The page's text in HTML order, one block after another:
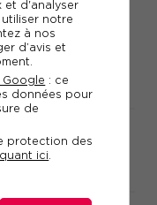
et d'analyser
notre
à nos
d’avis et
: ce
données pour
de
protection des
ici.
par la vidéo